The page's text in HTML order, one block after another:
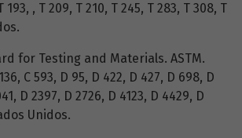
, T 209, T 210, T 245, T 283, T 308, T
for Testing and Materials. ASTM.
C 593, D 95, D 422, D 427, D 698, D
D 2397, D 2726, D 4123, D 4429, D
Unidos.